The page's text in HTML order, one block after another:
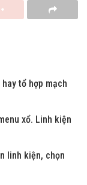
tổ hợp mạch
xổ. Linh kiện
linh kiện, chọn